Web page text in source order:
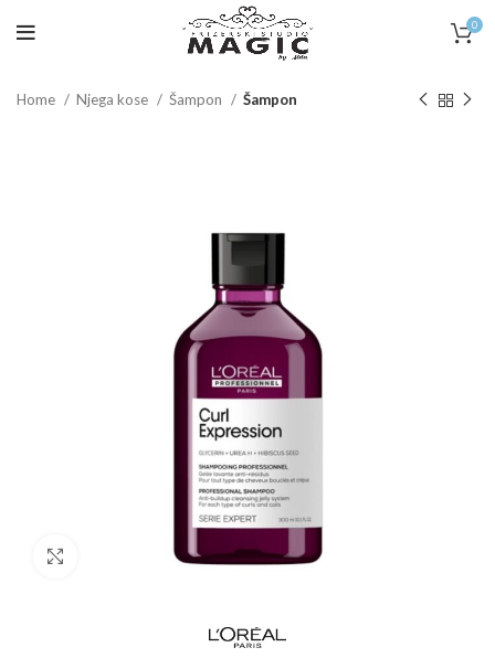
0
Home Njega kose Šampon Šampon
Click to enlarge